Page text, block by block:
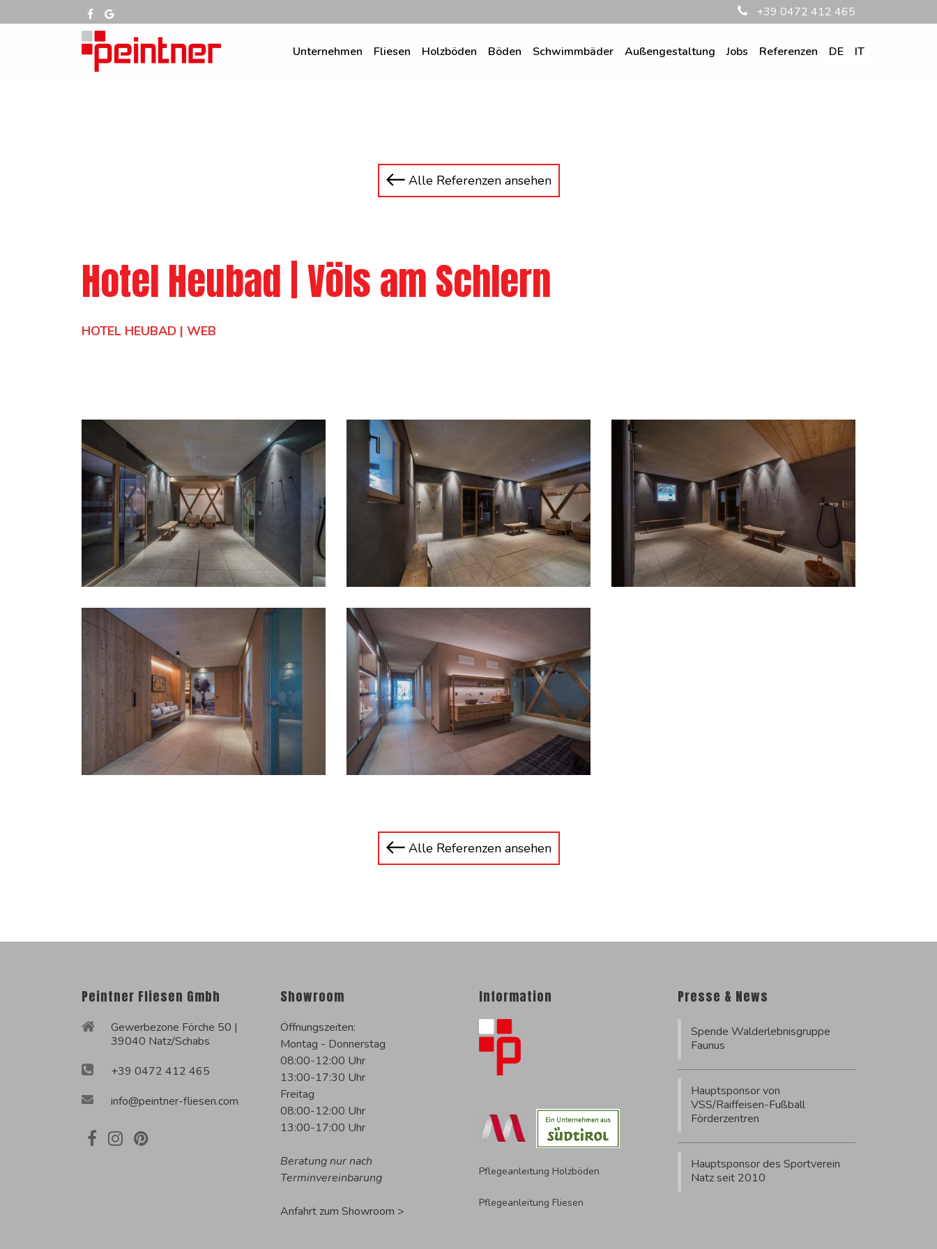
+39 0472 412 465
Unternehmen Fliesen Holzböden Böden Schwimmbäder Außengestaltung Jobs Referenzen DE IT
Alle Referenzen ansehen
Hotel Heubad | Völs am Schlern
HOTEL HEUBAD | WEB
Alle Referenzen ansehen
Peintner Fliesen Gmbh
Gewerbezone Förche 50 |
39040 Natz/Schabs
+39 0472 412 465
info@peintner-fliesen.com
Showroom
Öffnungszeiten:
Montag - Donnerstag
08:00-12:00 Uhr
13:00-17:30 Uhr
Freitag
08:00-12:00 Uhr
13:00-17:00 Uhr
Beratung nur nach
Terminvereinbarung
Anfahrt zum Showroom >
Information
Pflegeanleitung Holzböden
Pflegeanleitung Fliesen
Presse & News
Spende Walderlebnisgruppe
Faunus
Hauptsponsor von
VSS/Raiffeisen-Fußball
Förderzentren
Hauptsponsor des Sportverein
Natz seit 2010